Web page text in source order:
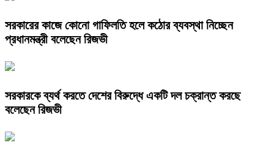
সরকারের কাজে কোনো গাফিলতি হলে কঠোর ব্যবস্থা নিচ্ছেন
প্রধানমন্ত্রী বলেছেন রিজভী
সরকারকে ব্যর্থ করতে দেশের বিরুদ্ধে একটি দল চক্রান্ত করছে
বলেছেন রিজভী